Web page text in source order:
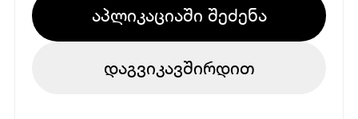
აპლიკაციაში შეძენა
დაგვიკავშირდით